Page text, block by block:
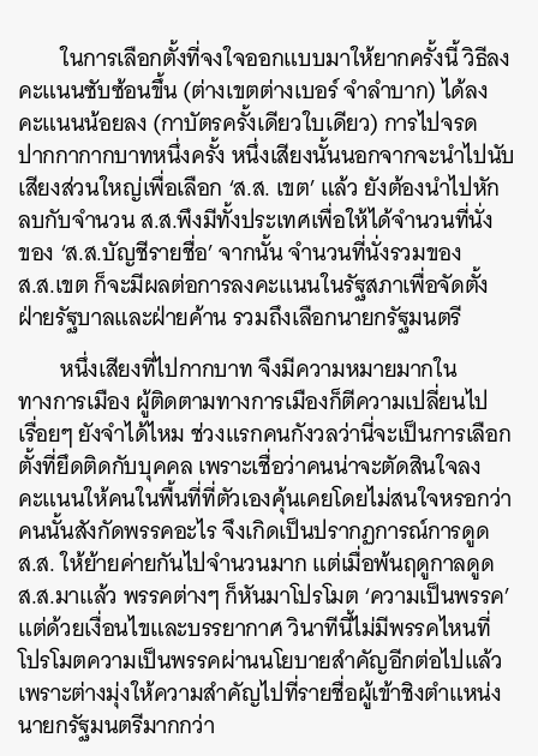
ในการเลือกตั้งที่จงใจออกแบบมาให้ยากครั้งนี้ วิธีลง
คะแนนซับซ้อนขึ้น (ต่างเขตต่างเบอร์ จำลำบาก) ได้ลง
คะแนนน้อยลง (กาบัตรครั้งเดียวใบเดียว) การไปจรด
ปากกากากบาทหนึ่งครั้ง หนึ่งเสียงนั้นนอกจากจะนำไปนับ
เสียงส่วนใหญ่เพื่อเลือก ‘ส.ส. เขต’ แล้ว ยังต้องนำไปหัก
ลบกับจำนวน ส.ส.พึงมีทั้งประเทศเพื่อให้ได้จำนวนที่นั่ง
ของ ‘ส.ส.บัญชีรายชื่อ’ จากนั้น จำนวนที่นั่งรวมของ
ส.ส.เขต ก็จะมีผลต่อการลงคะแนนในรัฐสภาเพื่อจัดตั้ง
ฝ่ายรัฐบาลและฝ่ายค้าน รวมถึงเลือกนายกรัฐมนตรี
หนึ่งเสียงที่ไปกากบาท จึงมีความหมายมากใน
ทางการเมือง ผู้ติดตามทางการเมืองก็ตีความเปลี่ยนไป
เรื่อยๆ ยังจำได้ไหม ช่วงแรกคนกังวลว่านี่จะเป็นการเลือก
ตั้งที่ยึดติดกับบุคคล เพราะเชื่อว่าคนน่าจะตัดสินใจลง
คะแนนให้คนในพื้นที่ที่ตัวเองคุ้นเคยโดยไม่สนใจหรอกว่า
คนนั้นสังกัดพรรคอะไร จึงเกิดเป็นปรากฏการณ์การดูด
ส.ส. ให้ย้ายค่ายกันไปจำนวนมาก แต่เมื่อพ้นฤดูกาลดูด
ส.ส.มาแล้ว พรรคต่างๆ ก็หันมาโปรโมต ‘ความเป็นพรรค’
แต่ด้วยเงื่อนไขและบรรยากาศ วินาทีนี้ไม่มีพรรคไหนที่
โปรโมตความเป็นพรรคผ่านนโยบายสำคัญอีกต่อไปแล้ว
เพราะต่างมุ่งให้ความสำคัญไปที่รายชื่อผู้เข้าชิงตำแหน่ง
นายกรัฐมนตรีมากกว่า
ค้นหา
SHARE TWEET LINE EMAIL